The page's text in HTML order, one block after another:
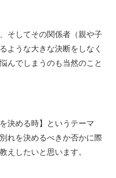
そしてその関係者（親や子
ような大きな決断をしなく
んでしまうのも当然のこと
決める時】というテーマ
れを決めるべきか否かに際
えしたいと思います。